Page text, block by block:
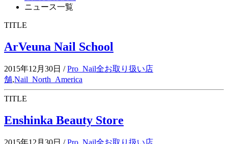
ニュース一覧
TITLE
ArVeuna Nail School
2015年12月30日 / Pro_Nail全お取り扱い店
舗,Nail_North_America
TITLE
Enshinka Beauty Store
2015年12月30日 / Pro_Nail全お取り扱い店